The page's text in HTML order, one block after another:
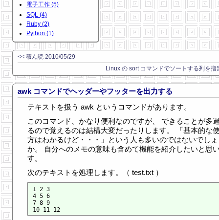
電子工作 (5)
SQL (4)
Ruby (2)
Python (1)
<< 積ん読 2010/05/29
Linux の sort コマンドでソートする列を指
awk コマンドでヘッダーやフッターを出力する
テキストを扱う awk というコマンドがあります。
このコマンド、かなり便利なのですが、 できることが多
るので覚えるのは結構大変だったりします。 「基本的な
方はわかるけど・・・」という人も多いのではないでし
か。 自分へのメモの意味も含めて機能を紹介したいと思
す。
次のテキストを処理します。（ test.txt ）
1 2 3
4 5 6
7 8 9